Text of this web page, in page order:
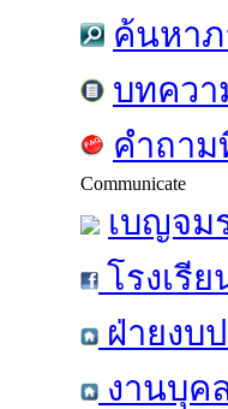
ค้นหาภ
บทควา
คำถา
Communicate
เบญจม
โรงเรี
ฝ่ายงบ
งานบุค